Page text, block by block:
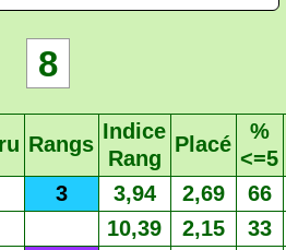
8
Rangs
Indice
Rang
Placé
%
<=5
3 3,94 2,69 66
10,39 2,15 33